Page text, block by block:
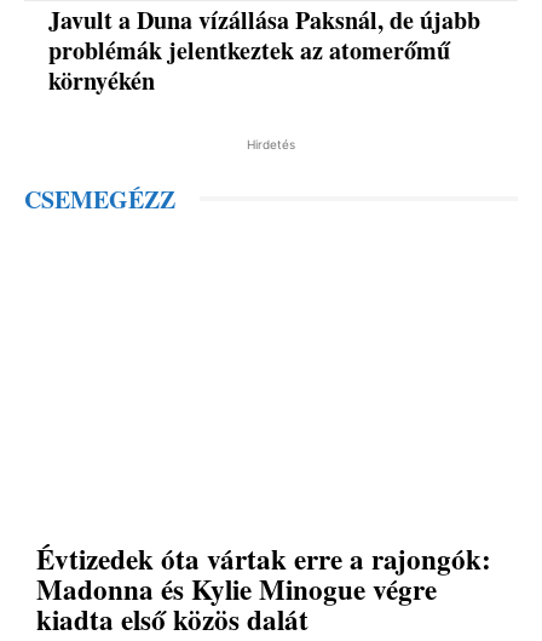
Javult a Duna vízállása Paksnál, de újabb
problémák jelentkeztek az atomerőmű
környékén
Hirdetés
CSEMEGÉZZ
Évtizedek óta vártak erre a rajongók:
Madonna és Kylie Minogue végre
kiadta első közös dalát